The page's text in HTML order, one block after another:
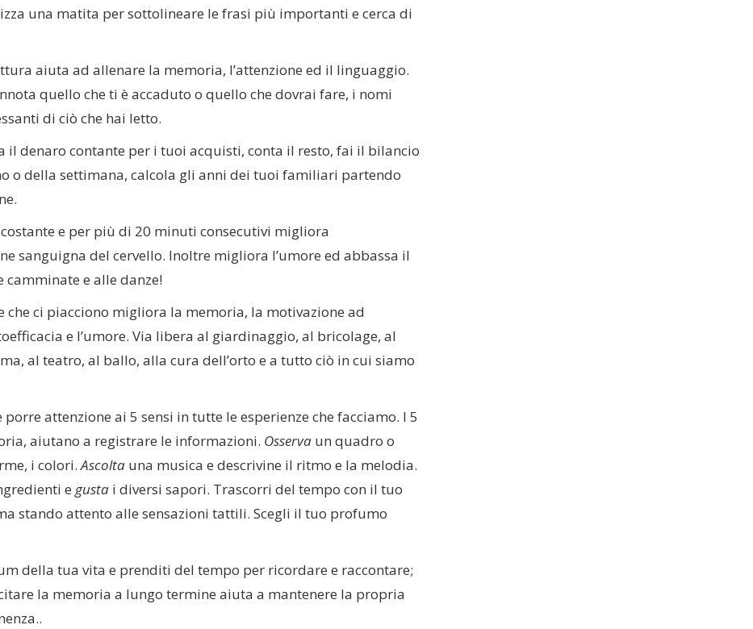
una matita per sottolineare le frasi più importanti e cerca di
aiuta ad allenare la memoria, l’attenzione ed il linguaggio.
quello che ti è accaduto o quello che dovrai fare, i nomi
di ciò che hai letto.
il denaro contante per i tuoi acquisti, conta il resto, fai il bilancio
o della settimana, calcola gli anni dei tuoi familiari partendo
e per più di 20 minuti consecutivi migliora
sanguigna del cervello. Inoltre migliora l’umore ed abbassa il
e alle danze!
che ci piacciono migliora la memoria, la motivazione ad
e l’umore. Via libera al giardinaggio, al bricolage, al
al teatro, al ballo, alla cura dell’orto e a tutto ciò in cui siamo
attenzione ai 5 sensi in tutte le esperienze che facciamo. I 5
aiutano a registrare le informazioni. Osserva un quadro o
i colori.Ascolta una musica e descrivine il ritmo e la melodia.
e gusta i diversi sapori. Trascorri del tempo con il tuo
stando attento alle sensazioni tattili. Scegli il tuo profumo
della tua vita e prenditi del tempo per ricordare e raccontare;
la memoria a lungo termine aiuta a mantenere la propria